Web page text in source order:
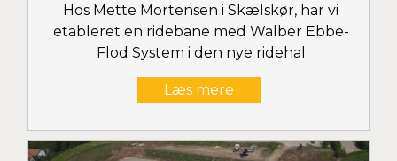
Hos Mette Mortensen i Skælskør, har vi
etableret en ridebane med Walber Ebbe-
Flod System i den nye ridehal
Læs mere